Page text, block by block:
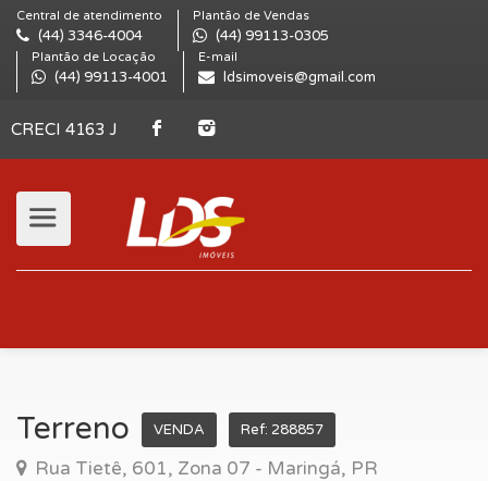
Central de atendimento
(44) 3346-4004
Plantão de Vendas
(44) 99113-0305
Plantão de Locação
(44) 99113-4001
E-mail
ldsimoveis@gmail.com
CRECI 4163 J
Terreno VENDA Ref: 288857
Rua Tietê, 601, Zona 07 - Maringá, PR